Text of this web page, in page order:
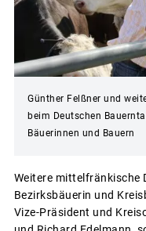
Günther Felßner und
beim Deutschen
Bäuerinnen und Bauern
Weitere mittelfränkische
Bezirksbäuerin und
Vize-Präsident und